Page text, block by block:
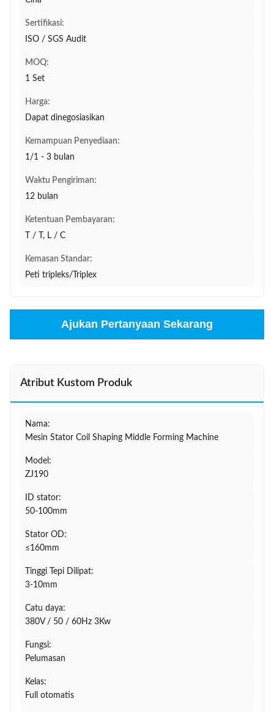
Sertifikasi:
ISO / SGS Audit
MOQ:
1 Set
Harga:
Dapat dinegosiasikan
Kemampuan Penyediaan:
1/1 - 3 bulan
Waktu Pengiriman:
12 bulan
Ketentuan Pembayaran:
T / T, L / C
Kemasan Standar:
Peti tripleks/Triplex
Ajukan Pertanyaan Sekarang
Atribut Kustom Produk
Nama:
Mesin Stator Coil Shaping Middle Forming Machine
Model:
ZJ190
ID stator:
50-100mm
Stator OD:
≤160mm
Tinggi Tepi Dilipat:
3-10mm
Catu daya:
380V / 50 / 60Hz 3Kw
Fungsi:
Pelumasan
Kelas:
Full otomatis